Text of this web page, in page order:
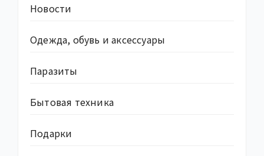
Новости
Одежда, обувь и аксессуары
Паразиты
Бытовая техника
Подарки